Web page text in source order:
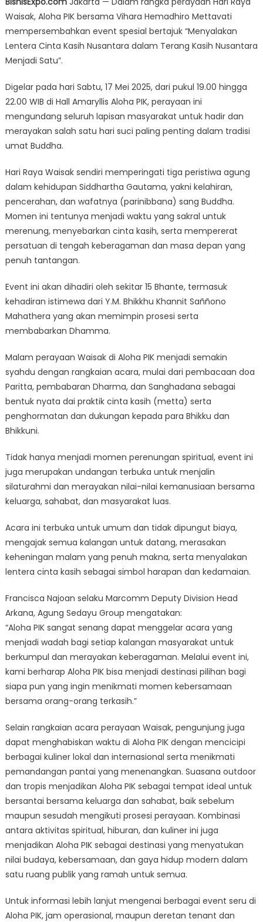
PIK
Gelar
Perayaan
Waisak,
Umum
Waisak, Aloha PIK bersama Vihara Hemadhiro Mettavati
mempersembahkan event spesial bertajuk “Menyalakan
Lentera Cinta Kasih Nusantara dalam Terang Kasih Nusantara
Menjadi Satu”.
Digelar pada hari Sabtu, 17 Mei 2025, dari pukul 19.00 hingga
22.00 WIB di Hall Amaryllis Aloha PIK, perayaan ini
mengundang seluruh lapisan masyarakat untuk hadir dan
merayakan salah satu hari suci paling penting dalam tradisi
umat Buddha.
Hari Raya Waisak sendiri memperingati tiga peristiwa agung
dalam kehidupan Siddhartha Gautama, yakni kelahiran,
pencerahan, dan wafatnya (parinibbana) sang Buddha.
Momen ini tentunya menjadi waktu yang sakral untuk
merenung, menyebarkan cinta kasih, serta mempererat
persatuan di tengah keberagaman dan masa depan yang
penuh tantangan.
Event ini akan dihadiri oleh sekitar 15 Bhante, termasuk
kehadiran istimewa dari Y.M. Bhikkhu Khannit Saññono
Mahathera yang akan memimpin prosesi serta
membabarkan Dhamma.
Malam perayaan Waisak di Aloha PIK menjadi semakin
syahdu dengan rangkaian acara, mulai dari pembacaan doa
Paritta, pembabaran Dharma, dan Sanghadana sebagai
bentuk nyata dai praktik cinta kasih (metta) serta
penghormatan dan dukungan kepada para Bhikku dan
Bhikkuni.
Tidak hanya menjadi momen perenungan spiritual, event ini
juga merupakan undangan terbuka untuk menjalin
silaturahmi dan merayakan nilai-nilai kemanusiaan bersama
keluarga, sahabat, dan masyarakat luas.
Acara ini terbuka untuk umum dan tidak dipungut biaya,
mengajak semua kalangan untuk datang, merasakan
keheningan malam yang penuh makna, serta menyalakan
lentera cinta kasih sebagai simbol harapan dan kedamaian.
Francisca Najoan selaku Marcomm Deputy Division Head
Arkana, Agung Sedayu Group mengatakan:
“Aloha PIK sangat senang dapat menggelar acara yang
menjadi wadah bagi setiap kalangan masyarakat untuk
berkumpul dan merayakan keberagaman. Melalui event ini,
kami berharap Aloha PIK bisa menjadi destinasi pilihan bagi
siapa pun yang ingin menikmati momen kebersamaan
bersama orang-orang terkasih.”
Selain rangkaian acara perayaan Waisak, pengunjung juga
dapat menghabiskan waktu di Aloha PIK dengan mencicipi
berbagai kuliner lokal dan internasional serta menikmati
pemandangan pantai yang menenangkan. Suasana outdoor
dan tropis menjadikan Aloha PIK sebagai tempat ideal untuk
bersantai bersama keluarga dan sahabat, baik sebelum
maupun sesudah mengikuti prosesi perayaan. Kombinasi
antara aktivitas spiritual, hiburan, dan kuliner ini juga
menjadikan Aloha PIK sebagai destinasi yang menyatukan
nilai budaya, kebersamaan, dan gaya hidup modern dalam
satu ruang publik yang ramah untuk semua.
Untuk informasi lebih lanjut mengenai berbagai event seru di
Aloha PIK, jam operasional, maupun deretan tenant dan